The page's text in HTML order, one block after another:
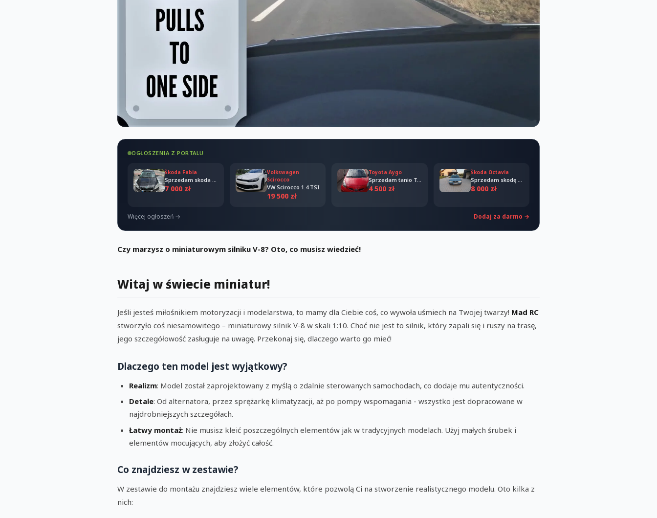
OGŁOSZENIA Z PORTALU
Škoda Fabia
Sprzedam skoda Fabia combi 2011
7 000 zł
Volkswagen
Scirocco
VW Scirocco 1.4 TSI
19 500 zł
Toyota Aygo
Sprzedam tanio Toyota Aygo 2006
4 500 zł
Škoda Octavia
Sprzedam skodę octavia 2008
8 000 zł
Więcej ogłoszeń → Dodaj za darmo →
Czy marzysz o miniaturowym silniku V-8? Oto, co musisz wiedzieć!
Witaj w świecie miniatur!
Jeśli jesteś miłośnikiem motoryzacji i modelarstwa, to mamy dla Ciebie coś, co wywoła uśmiech na Twojej twarzy! Mad RC
stworzyło coś niesamowitego – miniaturowy silnik V-8 w skali 1:10. Choć nie jest to silnik, który zapali się i ruszy na trasę,
jego szczegółowość zasługuje na uwagę. Przekonaj się, dlaczego warto go mieć!
Dlaczego ten model jest wyjątkowy?
Realizm: Model został zaprojektowany z myślą o zdalnie sterowanych samochodach, co dodaje mu autentyczności.
Detale: Od alternatora, przez sprężarkę klimatyzacji, aż po pompy wspomagania - wszystko jest dopracowane w
najdrobniejszych szczegółach.
Łatwy montaż: Nie musisz kleić poszczególnych elementów jak w tradycyjnych modelach. Użyj małych śrubek i
elementów mocujących, aby złożyć całość.
Co znajdziesz w zestawie?
W zestawie do montażu znajdziesz wiele elementów, które pozwolą Ci na stworzenie realistycznego modelu. Oto kilka z
nich: